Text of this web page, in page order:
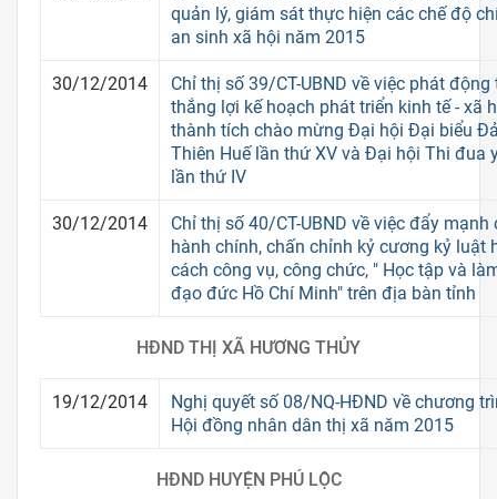
quản lý, giám sát thực hiện các chế độ
an sinh xã hội năm 2015
30/12/2014
Chỉ thị số 39/CT-UBND về việc phát
thắng lợi kế hoạch phát triển kinh tế - xã
thành tích chào mừng Đại hội Đại biểu
Thiên Huế lần thứ XV và Đại hội Thi đua
lần thứ IV
30/12/2014
Chỉ thị số 40/CT-UBND về việc đẩy
hành chính, chấn chỉnh kỷ cương kỷ luật
cách công vụ, công chức, " Học tập và
đạo đức Hồ Chí Minh" trên địa bàn tỉnh
HĐND THỊ XÃ HƯƠNG THỦY
19/12/2014
Nghị quyết số 08/NQ-HĐND về chương
Hội đồng nhân dân thị xã năm 2015
HĐND HUYỆN PHÚ LỘC